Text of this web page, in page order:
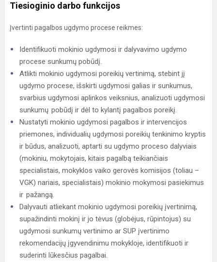
Tiesioginio darbo funkcijos
Įvertinti pagalbos ugdymo procese reikmes:
Identifikuoti mokinio ugdymosi ir dalyvavimo ugdymo
procese sunkumų pobūdį.
Atlikti mokinio ugdymosi poreikių vertinimą, stebint jį
ugdymo procese, išskirti ugdymosi galias ir sunkumus,
svarbius ugdymosi aplinkos veiksnius, analizuoti ugdymosi
sunkumų pobūdį ir dėl to kylantį pagalbos poreikį.
Nustatyti mokinio ugdymosi pagalbos ir intervencijos
priemones, individualių ugdymosi poreikių tenkinimo kryptis
ir būdus, analizuoti, aptarti su ugdymo proceso dalyviais
(mokiniu, mokytojais, kitais pagalbą teikiančiais
specialistais, mokyklos vaiko gerovės komisijos (toliau –
VGK) nariais, specialistais) mokinio mokymosi pasiekimus
ir pažangą.
Dalyvauti atliekant mokinio ugdymosi poreikių įvertinimą,
supažindinti mokinį ir jo tėvus (globėjus, rūpintojus) su
ugdymosi sunkumų vertinimo ar SUP įvertinimo
rekomendacijų įgyvendinimu mokykloje, identifikuoti ir
suderinti lūkesčius pagalbai.